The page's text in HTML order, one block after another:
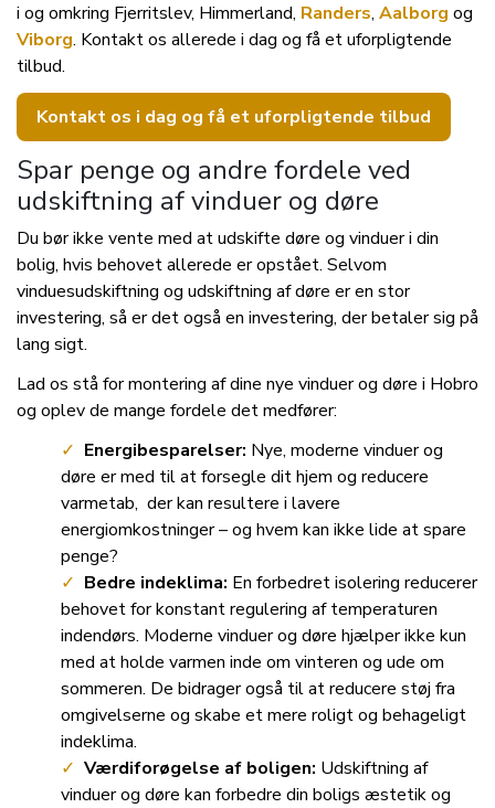
i og omkring Fjerritslev, Himmerland, Randers, Aalborg og
Viborg. Kontakt os allerede i dag og få et uforpligtende
tilbud.
Kontakt os i dag og få et uforpligtende tilbud
Spar penge og andre fordele ved
udskiftning af vinduer og døre
Du bør ikke vente med at udskifte døre og vinduer i din
bolig, hvis behovet allerede er opstået. Selvom
vinduesudskiftning og udskiftning af døre er en stor
investering, så er det også en investering, der betaler sig på
lang sigt.
Lad os stå for montering af dine nye vinduer og døre i Hobro
og oplev de mange fordele det medfører:
Energibesparelser: Nye, moderne vinduer og
døre er med til at forsegle dit hjem og reducere
varmetab, der kan resultere i lavere
energiomkostninger – og hvem kan ikke lide at spare
penge?
Bedre indeklima: En forbedret isolering reducerer
behovet for konstant regulering af temperaturen
indendørs. Moderne vinduer og døre hjælper ikke kun
med at holde varmen inde om vinteren og ude om
sommeren. De bidrager også til at reducere støj fra
omgivelserne og skabe et mere roligt og behageligt
indeklima.
Værdiforøgelse af boligen: Udskiftning af
vinduer og døre kan forbedre din boligs æstetik og